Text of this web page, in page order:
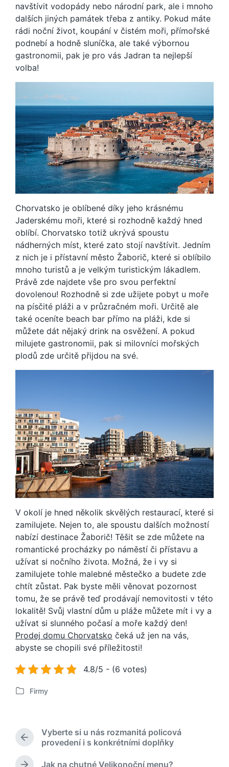
navštívit vodopády nebo národní park, ale i mnoho
dalších jiných památek třeba z antiky. Pokud máte
rádi noční život, koupání v čistém moři, přímořské
podnebí a hodně sluníčka, ale také výbornou
gastronomii, pak je pro vás Jadran ta nejlepší
volba!
Chorvatsko je oblíbené díky jeho krásnému
Jaderskému moři, které si rozhodně každý hned
oblíbí. Chorvatsko totiž ukrývá spoustu
nádherných míst, které zato stojí navštívit. Jedním
z nich je i přístavní město Žaborič, které si oblíbilo
mnoho turistů a je velkým turistickým lákadlem.
Právě zde najdete vše pro svou perfektní
dovolenou! Rozhodně si zde užijete pobyt u moře
na písčité pláži a v průzračném moři. Určitě ale
také oceníte beach bar přímo na pláži, kde si
můžete dát nějaký drink na osvěžení. A pokud
milujete gastronomii, pak si milovníci mořských
plodů zde určitě přijdou na své.
V okolí je hned několik skvělých restaurací, které si
zamilujete. Nejen to, ale spoustu dalších možností
nabízí destinace Žaborič! Těšit se zde můžete na
romantické procházky po náměstí či přístavu a
užívat si nočního života. Možná, že i vy si
zamilujete tohle malebné městečko a budete zde
chtít zůstat. Pak byste měli věnovat pozornost
tomu, že se právě teď prodávají nemovitosti v této
lokalitě! Svůj vlastní dům u pláže můžete mít i vy a
užívat si slunného počasí a moře každý den!
Prodej domu Chorvatsko čeká už jen na vás,
abyste se chopili své příležitosti!
4.8/5 - (6 votes)
P
i
o
Firmy
P
e
Vyberte si u nás rozmanitá policová
provedení i s konkrétními doplňky
Jak na chutné Velikonoční menu?